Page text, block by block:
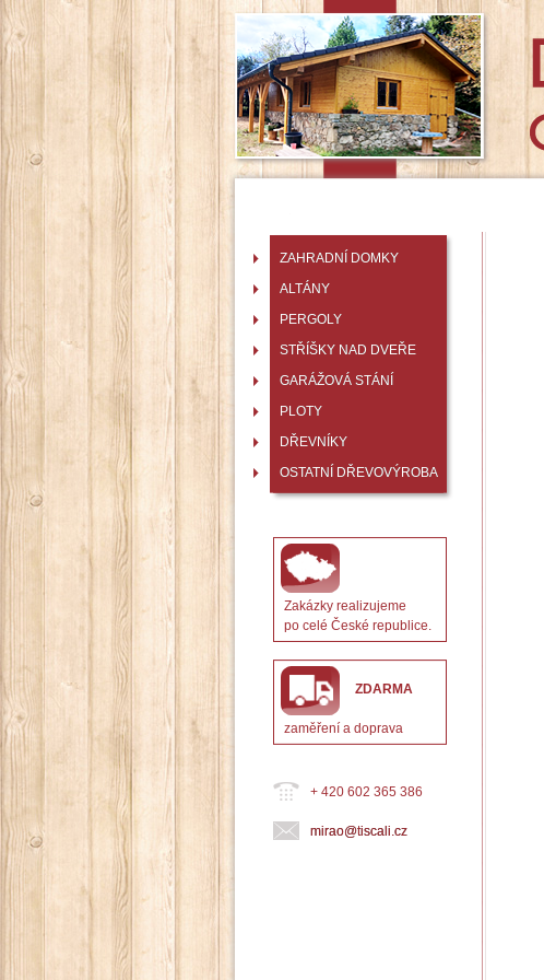
Zakázky realizujeme
po celé České republice.
ZDARMA
zaměření a doprava
+ 420 602 365 386
mirao@tiscali.cz
ZAHRADNÍ DOMKY
ALTÁNY
PERGOLY
STŘÍŠKY NAD DVEŘE
GARÁŽOVÁ STÁNÍ
PLOTY
DŘEVNÍKY
OSTATNÍ DŘEVOVÝROBA